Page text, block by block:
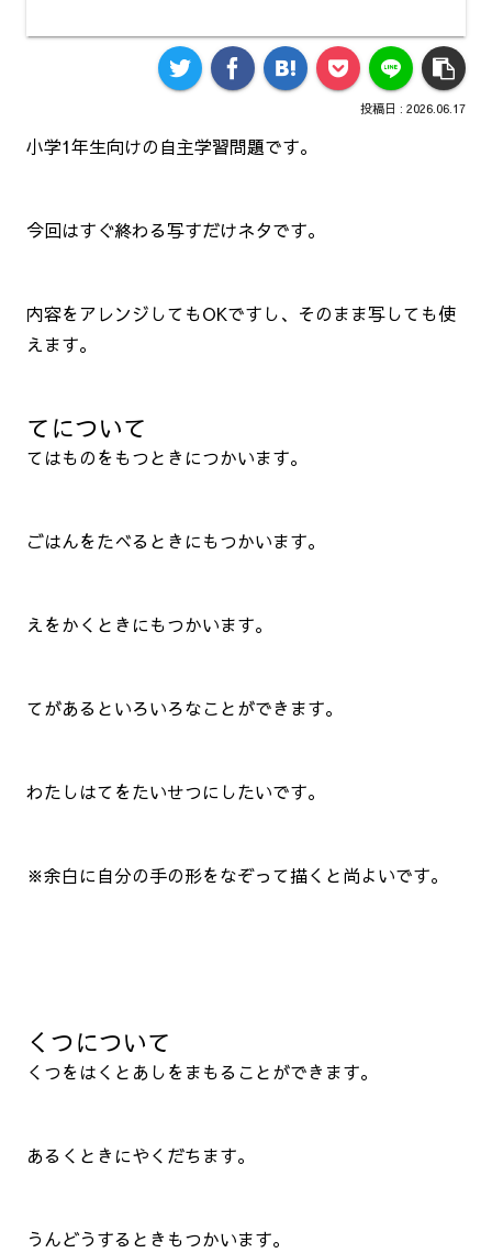
2026.06.17
小学1年生向けの自主学習問題です。
今回はすぐ終わる写すだけネタです。
内容をアレンジしてもOKですし、そのまま写しても使
えます。
てについて
てはものをもつときにつかいます。
ごはんをたべるときにもつかいます。
えをかくときにもつかいます。
てがあるといろいろなことができます。
わたしはてをたいせつにしたいです。
※余白に自分の手の形をなぞって描くと尚よいです。
くつについて
くつをはくとあしをまもることができます。
あるくときにやくだちます。
うんどうするときもつかいます。